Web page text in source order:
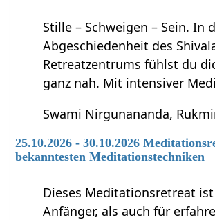
Stille – Schweigen – Sein. In
Abgeschiedenheit des
Retreatzentrums fühlst du
ganz nah. Mit intensiver
Swami Nirgunananda,
25.10.2026 - 30.10.2026
bekanntesten Meditationstechniken
Dieses Meditationsretreat
Anfänger, als auch für